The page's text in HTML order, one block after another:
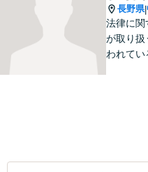
長野県|
法律に関
が取り扱
われてい